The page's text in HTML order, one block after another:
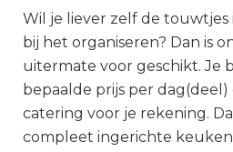
Wil je liever zelf de
bij het organiseren? Dan is
uitermate voor geschikt. Je
bepaalde prijs per
catering voor je rekening.
compleet ingerichte